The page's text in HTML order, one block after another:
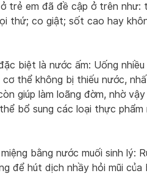
ở trẻ em đã đề cập ở trên
thứ; co giật; sốt cao hay
biệt là nước ấm: Uống
cơ thể không bị thiếu nước,
giúp làm loãng đờm, nhờ
bổ sung các loại thực
bằng nước muối sinh lý:
để hút dịch nhầy hỏi mũi của